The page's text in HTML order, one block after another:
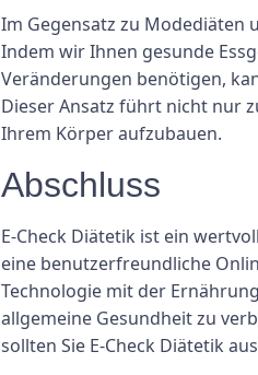
Im Gegensatz zu Modediäten
Indem wir Ihnen gesunde
Veränderungen benötigen,
Dieser Ansatz führt nicht nur
Ihrem Körper aufzubauen.
Abschluss
E-Check Diätetik ist ein
eine benutzerfreundliche
Technologie mit der
allgemeine Gesundheit zu
sollten Sie E-Check Diätetik